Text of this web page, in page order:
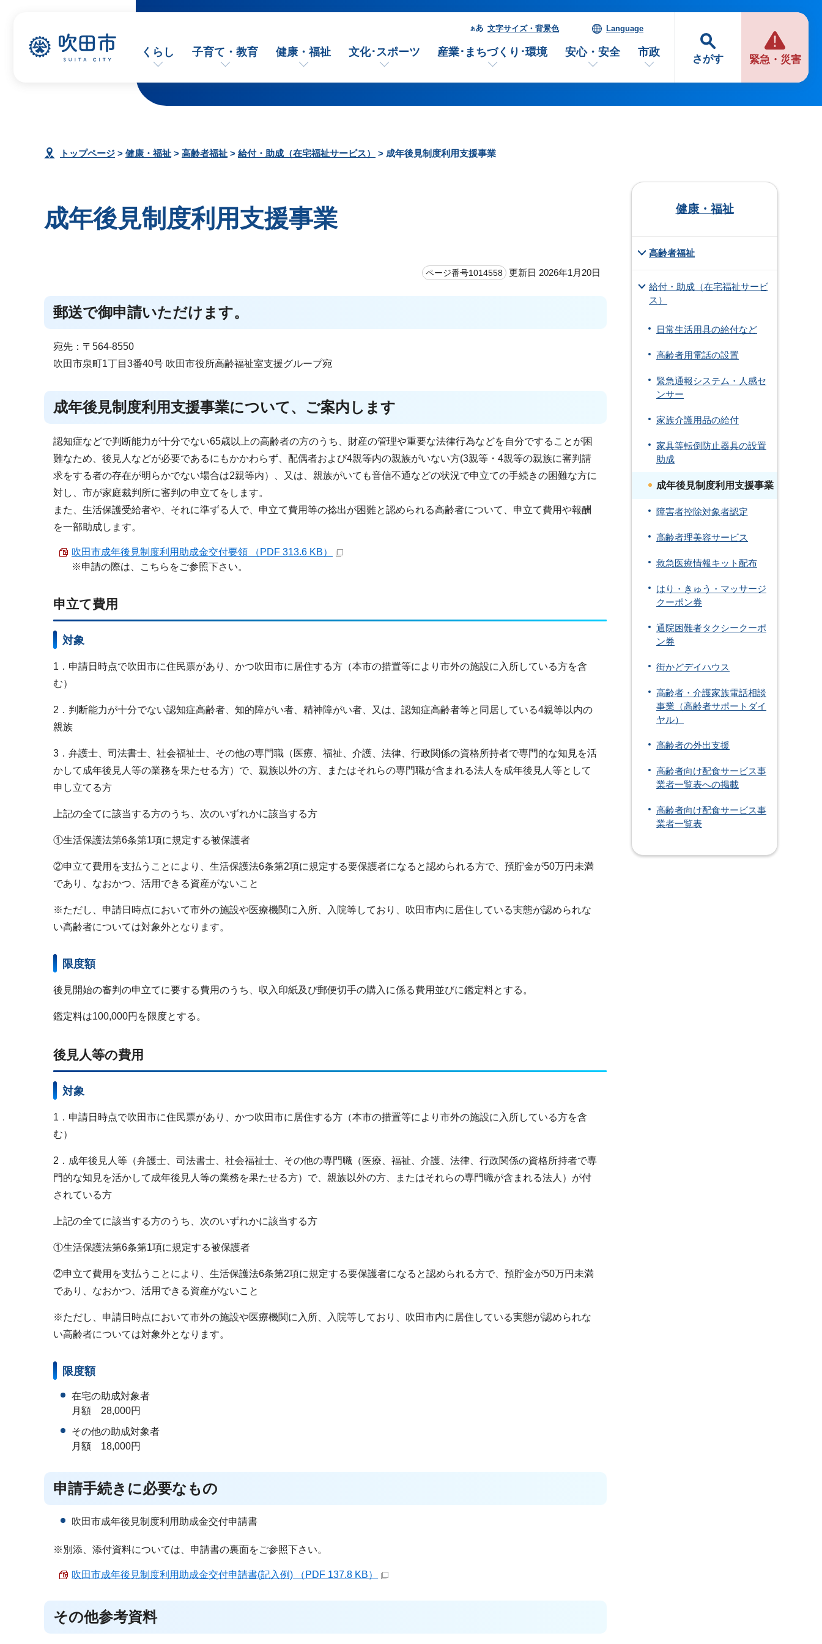
さがす 緊急・災害
文字サイズ・背景色 Language
くらし 子育て・教育 健康・福祉 文化･スポーツ 産業･まちづくり･環境 安心・安全 市政
トップページ > 健康・福祉 > 高齢者福祉 > 給付・助成（在宅福祉サービス） > 成年後見制度利用支援事業
成年後見制度利用支援事業
ページ番号1014558 更新日 2026年1月20日
郵送で御申請いただけます。
宛先：〒564-8550
吹田市泉町1丁目3番40号 吹田市役所高齢福祉室支援グループ宛
成年後見制度利用支援事業について、ご案内します
認知症などで判断能力が十分でない65歳以上の高齢者の方のうち、財産の管理や重要な法律行為などを自分ですることが困
難なため、後見人などが必要であるにもかかわらず、配偶者および4親等内の親族がいない方(3親等・4親等の親族に審判請
求をする者の存在が明らかでない場合は2親等内）、又は、親族がいても音信不通などの状況で申立ての手続きの困難な方に
対し、市が家庭裁判所に審判の申立てをします。
また、生活保護受給者や、それに準ずる人で、申立て費用等の捻出が困難と認められる高齢者について、申立て費用や報酬
を一部助成します。
吹田市成年後見制度利用助成金交付要領 （PDF 313.6 KB）
※申請の際は、こちらをご参照下さい。
申立て費用
対象
1．申請日時点で吹田市に住民票があり、かつ吹田市に居住する方（本市の措置等により市外の施設に入所している方を含
む）
2．判断能力が十分でない認知症高齢者、知的障がい者、精神障がい者、又は、認知症高齢者等と同居している4親等以内の
親族
3．弁護士、司法書士、社会福祉士、その他の専門職（医療、福祉、介護、法律、行政関係の資格所持者で専門的な知見を活
かして成年後見人等の業務を果たせる方）で、親族以外の方、またはそれらの専門職が含まれる法人を成年後見人等として
申し立てる方
上記の全てに該当する方のうち、次のいずれかに該当する方
①生活保護法第6条第1項に規定する被保護者
②申立て費用を支払うことにより、生活保護法6条第2項に規定する要保護者になると認められる方で、預貯金が50万円未満
であり、なおかつ、活用できる資産がないこと
※ただし、申請日時点において市外の施設や医療機関に入所、入院等しており、吹田市内に居住している実態が認められな
い高齢者については対象外となります。
限度額
後見開始の審判の申立てに要する費用のうち、収入印紙及び郵便切手の購入に係る費用並びに鑑定料とする。
鑑定料は100,000円を限度とする。
後見人等の費用
対象
1．申請日時点で吹田市に住民票があり、かつ吹田市に居住する方（本市の措置等により市外の施設に入所している方を含
む）
2．成年後見人等（弁護士、司法書士、社会福祉士、その他の専門職（医療、福祉、介護、法律、行政関係の資格所持者で専
門的な知見を活かして成年後見人等の業務を果たせる方）で、親族以外の方、またはそれらの専門職が含まれる法人）が付
されている方
上記の全てに該当する方のうち、次のいずれかに該当する方
①生活保護法第6条第1項に規定する被保護者
②申立て費用を支払うことにより、生活保護法6条第2項に規定する要保護者になると認められる方で、預貯金が50万円未満
であり、なおかつ、活用できる資産がないこと
※ただし、申請日時点において市外の施設や医療機関に入所、入院等しており、吹田市内に居住している実態が認められな
い高齢者については対象外となります。
限度額
在宅の助成対象者
月額 28,000円
その他の助成対象者
月額 18,000円
申請手続きに必要なもの
吹田市成年後見制度利用助成金交付申請書
※別添、添付資料については、申請書の裏面をご参照下さい。
吹田市成年後見制度利用助成金交付申請書(記入例) （PDF 137.8 KB）
その他参考資料
健康・福祉
高齢者福祉
給付・助成（在宅福祉サービ
ス）
日常生活用具の給付など
高齢者用電話の設置
緊急通報システム・人感セ
ンサー
家族介護用品の給付
家具等転倒防止器具の設置
助成
成年後見制度利用支援事業
障害者控除対象者認定
高齢者理美容サービス
救急医療情報キット配布
はり・きゅう・マッサージ
クーポン券
通院困難者タクシークーポ
ン券
街かどデイハウス
高齢者・介護家族電話相談
事業（高齢者サポートダイ
ヤル）
高齢者の外出支援
高齢者向け配食サービス事
業者一覧表への掲載
高齢者向け配食サービス事
業者一覧表